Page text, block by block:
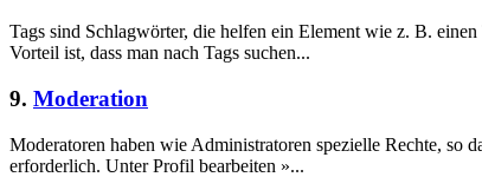
Tags sind Schlagwörter, die helfen ein Element wie z. B.
Vorteil ist, dass man nach Tags suchen...
9. Moderation
Moderatoren haben wie Administratoren spezielle Rechte, so
erforderlich. Unter Profil bearbeiten »...